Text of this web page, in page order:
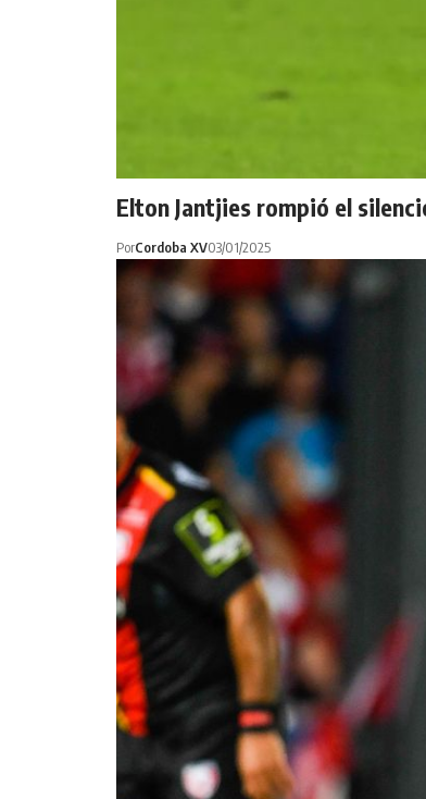
Elton Jantjies rompió el
PorCordoba XV03/01/2025